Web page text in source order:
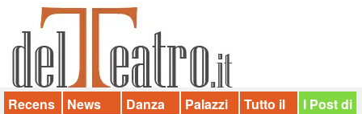
Chi siamo
Contatti
dT in English
Recens
News Danza
Palazzi
Tutto il
I Post di